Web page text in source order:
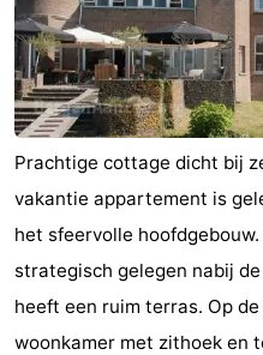
Prachtige cottage dicht bij
vakantie appartement is
het sfeervolle
strategisch gelegen nabij
heeft een ruim terras. Op
woonkamer met zithoek en